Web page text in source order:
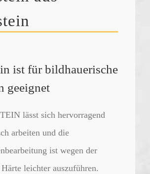
ist für bildhauerische
geeignet
lässt sich hervorragend
arbeiten und die
ist wegen der
leichter auszuführen.